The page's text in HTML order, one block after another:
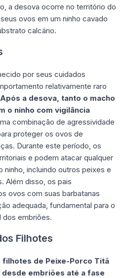
a desova ocorre no território do
ovos em um ninho cavado
calcário.
por seus cuidados
relativamente raro
Após a desova, tanto o macho
o ninho com vigilância
combinação de agressividade
proteger os ovos de
Durante este período, os
e podem atacar qualquer
ninho, incluindo outros peixes e
Além disso, os pais
ovos com suas barbatanas
adequada, fundamental para o
dos embriões.
Filhotes
de Peixe-Porco Titã
embriões até a fase